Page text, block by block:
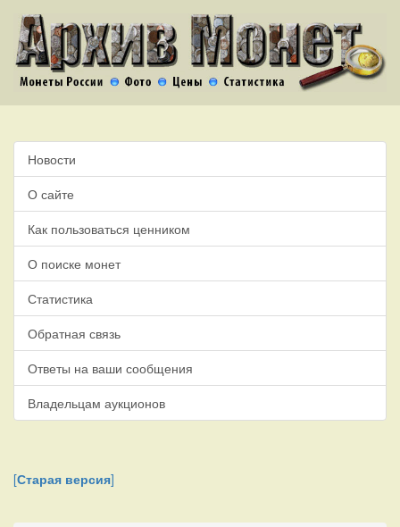
Новости
О сайте
Как пользоваться ценником
О поиске монет
Статистика
Обратная связь
Ответы на ваши сообщения
Владельцам аукционов
[Старая версия]